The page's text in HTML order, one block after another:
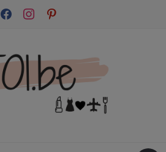
facebookinstagrampinterest